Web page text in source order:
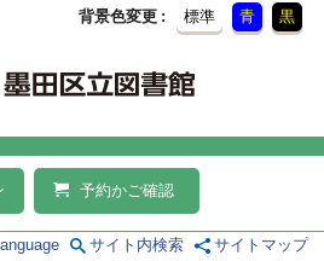
背景色変更 標準 青 黒
予約かご確認
サイト内検索 サイトマップ